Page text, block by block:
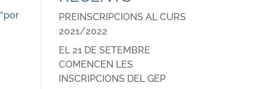
PREINSCRIPCIONS AL CURS
2021/2022
EL 21 DE SETEMBRE
COMENCEN LES
INSCRIPCIONS DEL GEP